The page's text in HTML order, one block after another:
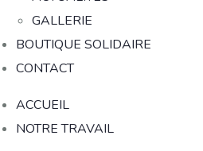
GALLERIE
BOUTIQUE SOLIDAIRE
CONTACT
ACCUEIL
NOTRE TRAVAIL